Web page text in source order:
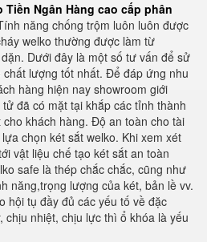
Tiền Ngân Hàng cao cấp phân
năng chống trộm luôn luôn được
welko thường được làm từ
Dưới đây là một số tư vấn để sử
lượng tốt nhất. Để đáp ứng nhu
hàng hiện nay showroom giới
đã có mặt tại khắp các tỉnh thành
khách hàng. Độ an toàn cho tài
chọn két sắt welko. Khi xem xét
vật liệu chế tạo két sắt an toàn
safe là thép chắc chắc, cũng như
năng,trọng lượng của két, bản lề vv.
hội tụ đầy đủ các yếu tố về đặc
chịu nhiệt, chịu lực thì ổ khóa là yếu